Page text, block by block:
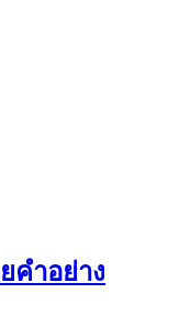
คำอย่าง